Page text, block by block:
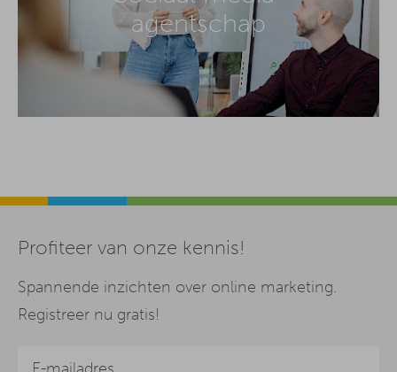
agentschap
Profiteer van onze kennis!
Spannende inzichten over online marketing.
Registreer nu gratis!